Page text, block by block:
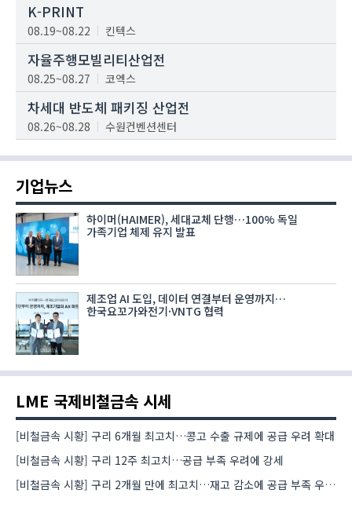
K-PRINT
08.19~08.22 킨텍스
자율주행모빌리티산업전
08.25~08.27 코엑스
차세대 반도체 패키징 산업전
08.26~08.28 수원컨벤션센터
기업뉴스
하이머(HAIMER), 세대교체 단행…100% 독일
가족기업 체제 유지 발표
제조업 AI 도입, 데이터 연결부터 운영까지…
한국요꼬가와전기·VNTG 협력
LME 국제비철금속 시세
[비철금속 시황] 구리 6개월 최고치…콩고 수출 규제에 공급 우려 확대
[비철금속 시황] 구리 12주 최고치…공급 부족 우려에 강세
[비철금속 시황] 구리 2개월 만에 최고치…재고 감소에 공급 부족 우려 확대